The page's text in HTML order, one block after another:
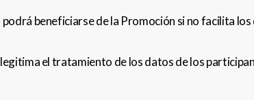
beneficiarse de la Promoción si no facilita
legitima el tratamiento de los datos de los